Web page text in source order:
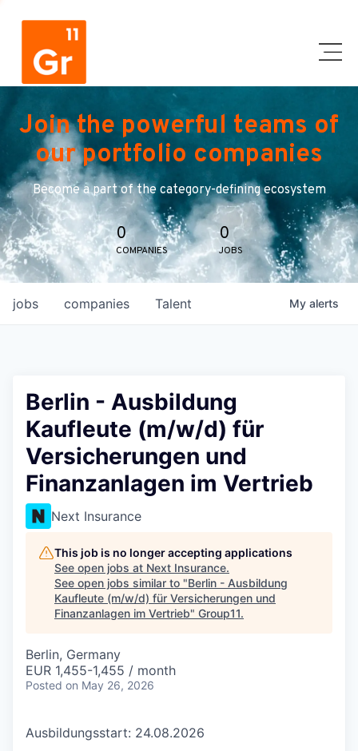
Join the powerful teams of
our portfolio companies
Become a part of the category-defining ecosystem
0
COMPANIES
0
JOBS
jobs companies Talent My alerts
Berlin - Ausbildung
Kaufleute (m/w/d) für
Versicherungen und
Finanzanlagen im Vertrieb
Next Insurance
This job is no longer accepting applications
See open jobs at Next Insurance.
See open jobs similar to "Berlin - Ausbildung
Kaufleute (m/w/d) für Versicherungen und
Finanzanlagen im Vertrieb" Group11.
Berlin, Germany
EUR 1,455-1,455 / month
Posted on May 26, 2026
Ausbildungsstart: 24.08.2026